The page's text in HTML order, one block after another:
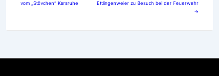
vom „Stövchen“ Karsruhe
Ettlingenweier zu Besuch bei der Feuerwehr
→